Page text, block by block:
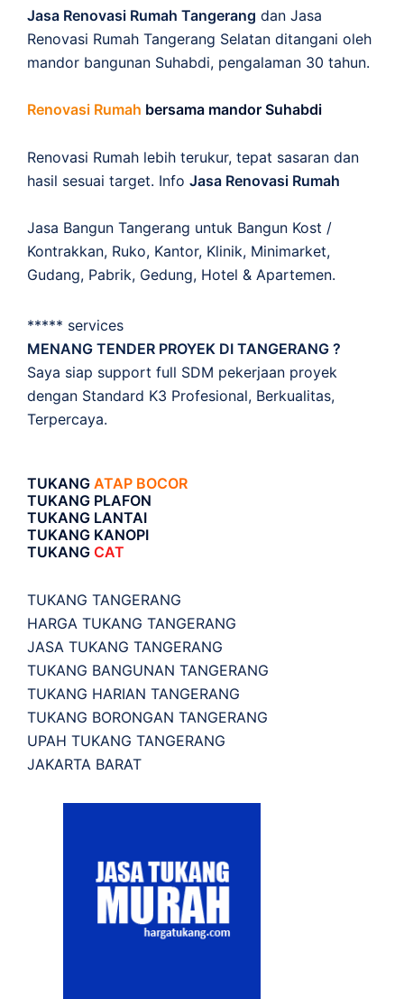
Jasa Renovasi Rumah Tangerang dan Jasa
Renovasi Rumah Tangerang Selatan ditangani oleh
mandor bangunan Suhabdi, pengalaman 30 tahun.
Renovasi Rumah bersama mandor Suhabdi
Renovasi Rumah lebih terukur, tepat sasaran dan
hasil sesuai target. Info Jasa Renovasi Rumah
Jasa Bangun Tangerang untuk Bangun Kost /
Kontrakkan, Ruko, Kantor, Klinik, Minimarket,
Gudang, Pabrik, Gedung, Hotel & Apartemen.
***** services
MENANG TENDER PROYEK DI TANGERANG ?
Saya siap support full SDM pekerjaan proyek
dengan Standard K3 Profesional, Berkualitas,
Terpercaya.
TUKANG ATAP BOCOR
TUKANG PLAFON
TUKANG LANTAI
TUKANG KANOPI
TUKANG CAT
TUKANG TANGERANG
HARGA TUKANG TANGERANG
JASA TUKANG TANGERANG
TUKANG BANGUNAN TANGERANG
TUKANG HARIAN TANGERANG
TUKANG BORONGAN TANGERANG
UPAH TUKANG TANGERANG
JAKARTA BARAT